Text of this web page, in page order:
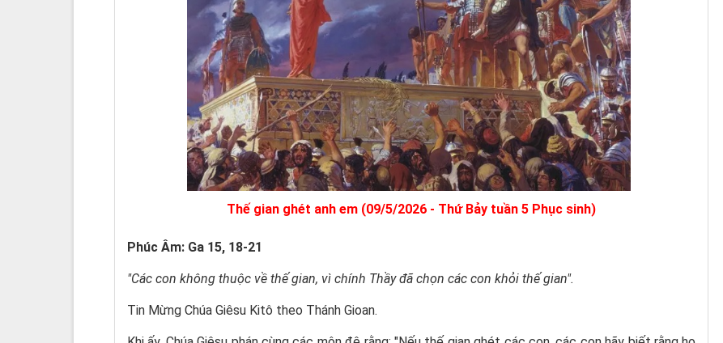
Thế gian ghét anh em (09/5/2026 - Thứ Bảy tuần 5 Phục sinh)
Phúc Âm: Ga 15, 18-21
"Các con không thuộc về thế gian, vì chính Thầy đã chọn các con khỏi thế gian".
Tin Mừng Chúa Giêsu Kitô theo Thánh Gioan.